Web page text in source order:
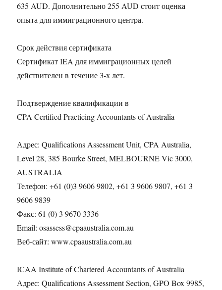
635 AUD. Дополнительно 255 AUD стоит оценка
опыта для иммиграционного центра.
Срок действия сертификата
Сертификат IEA для иммиграционных целей
действителен в течение 3-х лет.
Подтверждение квалификации в
CPA Certified Practicing Accountants of Australia
Адрес: Qualifications Assessment Unit, CPA Australia,
Level 28, 385 Bourke Street, MELBOURNE Vic 3000,
AUSTRALIA
Телефон: +61 (0)3 9606 9802, +61 3 9606 9807, +61 3
9606 9839
Факс: 61 (0) 3 9670 3336
Email: osassess@cpaaustralia.com.au
Веб-сайт: www.cpaaustralia.com.au
ICAA Institute of Chartered Accountants of Australia
Адрес: Qualifications Assessment Section, GPO Box 9985,